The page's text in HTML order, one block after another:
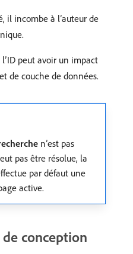
il incombe à l’auteur de
peut avoir un impact
de couche de données.
n’est pas
pas être résolue, la
par défaut une
active.
conception